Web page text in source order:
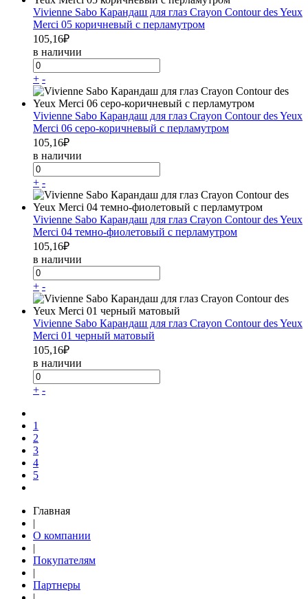
Vivienne Sabo Карандаш для глаз Crayon Contour des Yeux
Merci 05 коричневый с перламутром
105,16₽
в наличии
+ -
Vivienne Sabo Карандаш для глаз Crayon Contour des Yeux
Merci 06 серо-коричневый с перламутром
105,16₽
в наличии
+ -
Vivienne Sabo Карандаш для глаз Crayon Contour des Yeux
Merci 04 темно-фиолетовый с перламутром
105,16₽
в наличии
+ -
Vivienne Sabo Карандаш для глаз Crayon Contour des Yeux
Merci 01 черный матовый
105,16₽
в наличии
+ -
1
2
3
4
5
Главная
|
О компании
|
Покупателям
|
Партнеры